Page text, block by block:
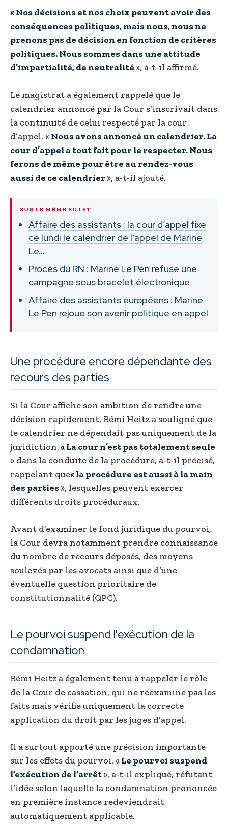
« Nos décisions et nos choix peuvent avoir des
conséquences politiques, mais nous, nous ne
prenons pas de décision en fonction de critères
politiques. Nous sommes dans une attitude
d’impartialité, de neutralité », a-t-il affirmé.
Le magistrat a également rappelé que le
calendrier annoncé par la Cour s’inscrivait dans
la continuité de celui respecté par la cour
d’appel. «Nous avons annoncé un calendrier. La
cour d’appel a tout fait pour le respecter. Nous
ferons de même pour être au rendez-vous
aussi de ce calendrier», a-t-il ajouté.
SUR LE MÊME SUJET
Affaire des assistants : la cour d’appel fixe
ce lundi le calendrier de l’appel de Marine
Le…
Procès du RN : Marine Le Pen refuse une
campagne sous bracelet électronique
Affaire des assistants européens : Marine
Le Pen rejoue son avenir politique en appel
Une procédure encore dépendante des
recours des parties
Si la Cour affiche son ambition de rendre une
décision rapidement, Rémi Heitz a souligné que
le calendrier ne dépendait pas uniquement de la
juridiction.« La cour n’est pas totalement seule
» dans la conduite de la procédure, a-t-il précisé,
rappelant que« la procédure est aussi à la main
des parties», lesquelles peuvent exercer
différents droits procéduraux.
Avant d’examiner le fond juridique du pourvoi,
la Cour devra notamment prendre connaissance
du nombre de recours déposés, des moyens
soulevés par les avocats ainsi que d’une
éventuelle question prioritaire de
constitutionnalité (QPC).
Le pourvoi suspend l'exécution de la
condamnation
Rémi Heitz a également tenu à rappeler le rôle
de la Cour de cassation, qui ne réexamine pas les
faits mais vérifie uniquement la correcte
application du droit par les juges d’appel.
Il a surtout apporté une précision importante
sur les effets du pourvoi. «Le pourvoi suspend
l’exécution de l’arrêt», a-t-il expliqué, réfutant
l’idée selon laquelle la condamnation prononcée
en première instance redeviendrait
automatiquement applicable.